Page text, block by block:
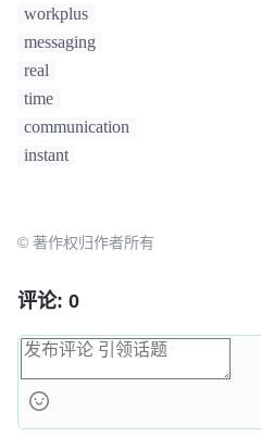
workplus
messaging
real
time
communication
instant
© 著作权归作者所有
评论: 0